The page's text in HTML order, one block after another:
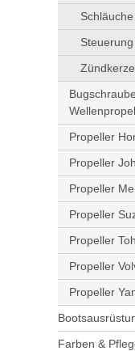
Schläuche
Steuerung
Propeller
Propeller
Propeller
Propeller
Propeller
Propeller
Propeller
Farben &